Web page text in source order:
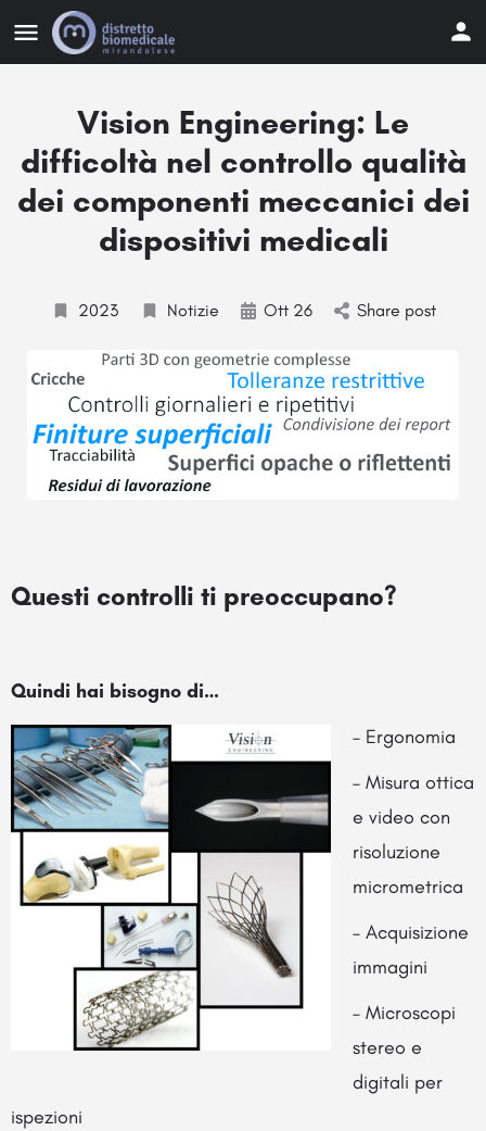
Vision Engineering: Le
difficoltà nel controllo qualità
dei componenti meccanici dei
dispositivi medicali
2023 Notizie Ott 26 Share post
Questi controlli ti preoccupano?
Quindi hai bisogno di…
– Ergonomia
– Misura ottica
e video con
risoluzione
micrometrica
– Acquisizione
immagini
– Microscopi
stereo e
digitali per
ispezioni